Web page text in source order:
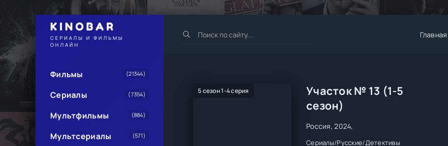
KINOBAR
СЕРИАЛЫ И ФИЛЬМЫ
ОНЛАЙН
Главная
Фильмы (21344)
Сериалы (7354)
Мультфильмы (884)
Мультсериалы (571)
5 сезон 1-4 серия
Участок № 13 (1-5
сезон)
Россия, 2024,
Сериалы/Русские/Детективы